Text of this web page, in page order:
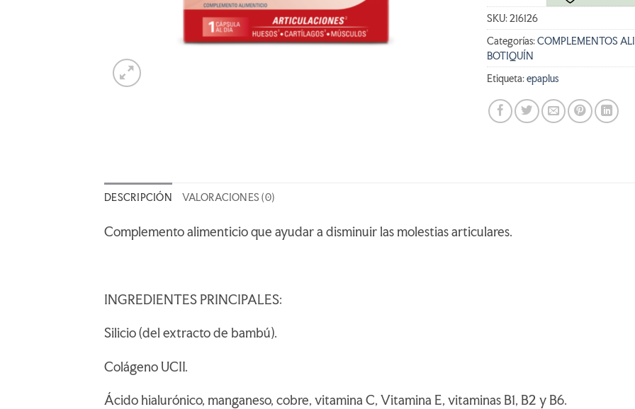
SKU:216126
Categorías:COMPLEMENTOS
BOTIQUÍN
Etiqueta:epaplus
DESCRIPCIÓN VALORACIONES (0)
Complemento alimenticio que ayudar a disminuir las molestias articulares.
INGREDIENTES PRINCIPALES:
Silicio (del extracto de bambú).
Colágeno UCII.
Ácido hialurónico, manganeso, cobre, vitamina C, Vitamina E, vitaminas B1, B2 y B6.